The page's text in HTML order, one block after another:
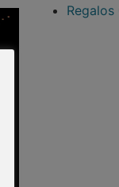
Regalos